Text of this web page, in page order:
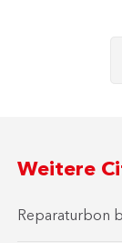
Weitere
Reparaturbon